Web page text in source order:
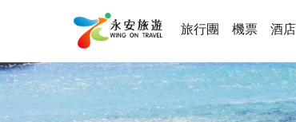
旅行團 機票 酒店